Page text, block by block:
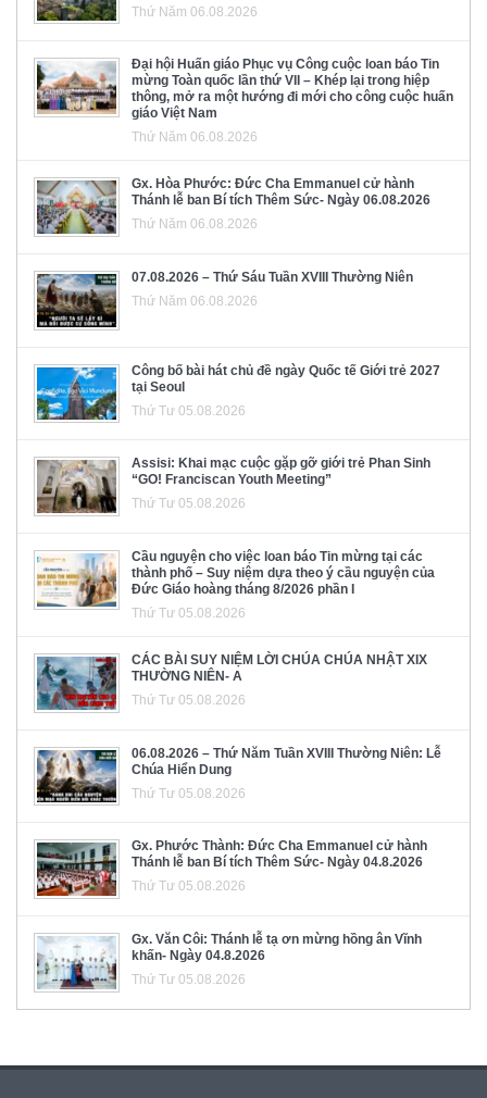
Thứ Năm 06.08.2026
Đại hội Huấn giáo Phục vụ Công cuộc loan báo Tin
mừng Toàn quốc lần thứ VII – Khép lại trong hiệp
thông, mở ra một hướng đi mới cho công cuộc huấn
giáo Việt Nam
Thứ Năm 06.08.2026
Gx. Hòa Phước: Đức Cha Emmanuel cử hành
Thánh lễ ban Bí tích Thêm Sức- Ngày 06.08.2026
Thứ Năm 06.08.2026
07.08.2026 – Thứ Sáu Tuần XVIII Thường Niên
Thứ Năm 06.08.2026
Công bố bài hát chủ đề ngày Quốc tế Giới trẻ 2027
tại Seoul
Thứ Tư 05.08.2026
Assisi: Khai mạc cuộc gặp gỡ giới trẻ Phan Sinh
“GO! Franciscan Youth Meeting”
Thứ Tư 05.08.2026
Cầu nguyện cho việc loan báo Tin mừng tại các
thành phố – Suy niệm dựa theo ý cầu nguyện của
Đức Giáo hoàng tháng 8/2026 phần I
Thứ Tư 05.08.2026
CÁC BÀI SUY NIỆM LỜI CHÚA CHÚA NHẬT XIX
THƯỜNG NIÊN- A
Thứ Tư 05.08.2026
06.08.2026 – Thứ Năm Tuần XVIII Thường Niên: Lễ
Chúa Hiển Dung
Thứ Tư 05.08.2026
Gx. Phước Thành: Đức Cha Emmanuel cử hành
Thánh lễ ban Bí tích Thêm Sức- Ngày 04.8.2026
Thứ Tư 05.08.2026
Gx. Văn Côi: Thánh lễ tạ ơn mừng hồng ân Vĩnh
khấn- Ngày 04.8.2026
Thứ Tư 05.08.2026